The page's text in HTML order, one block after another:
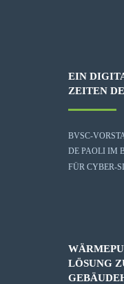
EIN
ZEITEN
BVSC-
DE PAOLI IM
FÜR CYBER-
LÖSUNG